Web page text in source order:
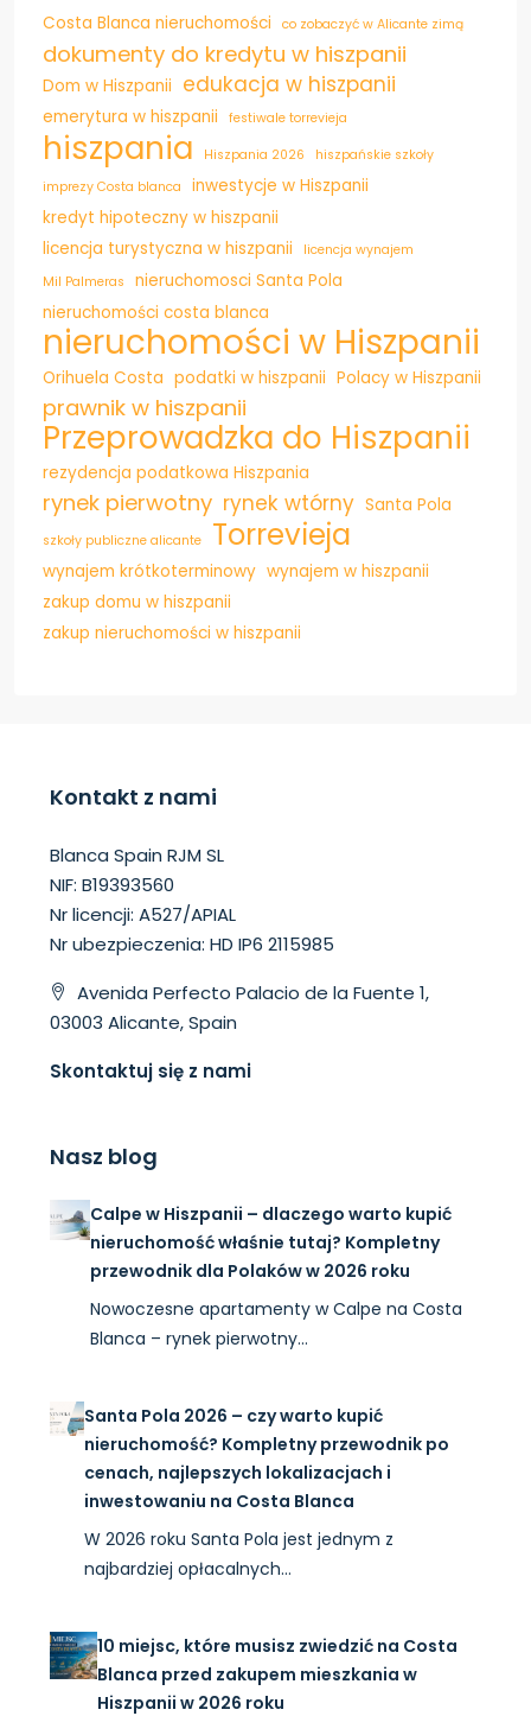
Costa Blanca nieruchomości co zobaczyć w Alicante zimą
dokumenty do kredytu w hiszpanii
Dom w Hiszpanii edukacja w hiszpanii
emerytura w hiszpanii festiwale torrevieja
hiszpania Hiszpania 2026
hiszpańskie szkoły
imprezy Costa blanca
inwestycje w Hiszpanii
kredyt hipoteczny w hiszpanii
licencja turystyczna w hiszpanii
licencja wynajem
Mil Palmeras
nieruchomosci Santa Pola
nieruchomości costa blanca
nieruchomości w Hiszpanii
Orihuela Costa podatki w hiszpanii Polacy w Hiszpanii
prawnik w hiszpanii
Przeprowadzka do Hiszpanii
rezydencja podatkowa Hiszpania
rynek pierwotny rynek wtórny Santa Pola
szkoły publiczne alicante Torrevieja
wynajem krótkoterminowy wynajem w hiszpanii
zakup domu w hiszpanii
zakup nieruchomości w hiszpanii
Kontakt z nami
Blanca Spain RJM SL
NIF: B19393560
Nr licencji: A527/APIAL
Nr ubezpieczenia: HD IP6 2115985
Avenida Perfecto Palacio de la Fuente 1,
03003 Alicante, Spain
Skontaktuj się z nami
Nasz blog
Calpe w Hiszpanii – dlaczego warto kupić
nieruchomość właśnie tutaj? Kompletny
przewodnik dla Polaków w 2026 roku
Nowoczesne apartamenty w Calpe na Costa
Blanca – rynek pierwotny…
Santa Pola 2026 – czy warto kupić
nieruchomość? Kompletny przewodnik po
cenach, najlepszych lokalizacjach i
inwestowaniu na Costa Blanca
W 2026 roku Santa Pola jest jednym z
najbardziej opłacalnych…
10 miejsc, które musisz zwiedzić na Costa
Blanca przed zakupem mieszkania w
Hiszpanii w 2026 roku